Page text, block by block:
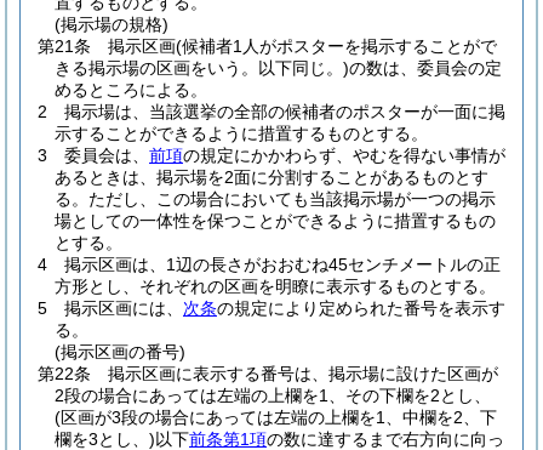
(掲示場の規格)
第21条
掲示区画(候補者1人がポスターを掲示することがで
きる掲示場の区画をいう。以下同じ。)の数は、委員会の定
めるところによる。
2
掲示場は、当該選挙の全部の候補者のポスターが一面に掲
示することができるように措置するものとする。
3
委員会は、 前項の規定にかかわらず、やむを得ない事情が
あるときは、掲示場を2面に分割することがあるものとす
る。 ただし、この場合においても当該掲示場が一つの掲示
場としての一体性を保つことができるように措置するもの
とする。
4
掲示区画は、1辺の長さがおおむね45センチメートルの正
方形とし、それぞれの区画を明瞭に表示するものとする。
5
掲示区画には、 次条の規定により定められた番号を表示す
る。
(掲示区画の番号)
第22条
掲示区画に表示する番号は、掲示場に設けた区画が
2段の場合にあっては左端の上欄を1、その下欄を2とし、
(区画が3段の場合にあっては左端の上欄を1、中欄を2、下
欄を3とし、)以下前条第1項の数に達するまで右方向に向っ